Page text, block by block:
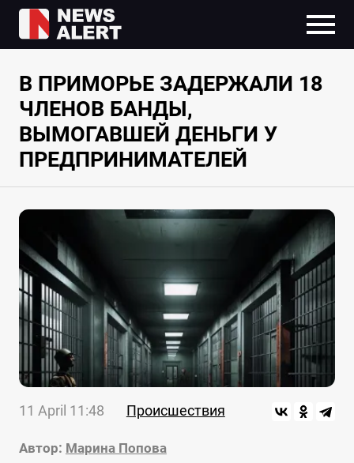
В ПРИМОРЬЕ ЗАДЕРЖАЛИ 18
ЧЛЕНОВ БАНДЫ,
ВЫМОГАВШЕЙ ДЕНЬГИ У
ПРЕДПРИНИМАТЕЛЕЙ
11 April 11:48 Происшествия
Автор: Марина Попова